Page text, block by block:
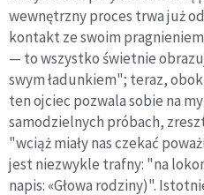
wewnętrzny proces trwa już
kontakt ze swoim
— to wszystko świetnie
swym ładunkiem"; teraz,
ten ojciec pozwala sobie na
samodzielnych pró­bach,
"wciąż miały nas czekać
jest nie­zwykle trafny: "na
napis: «Głowa rodziny)".